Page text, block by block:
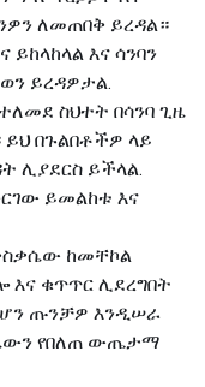
ለመጠበቅ ይረዳል።
እና ሳንባን
ይረዳዎታል.
ስህተት በሳንባ ጊዜ
በጉልበቶችዎ ላይ
ሊያደርስ ይችላል.
ይመልከቱ እና
ከመቸኮል
እና ቁጥጥር ሊደረግበት
ጡንቻዎ እንዲሠራ
የበለጠ ውጤታማ